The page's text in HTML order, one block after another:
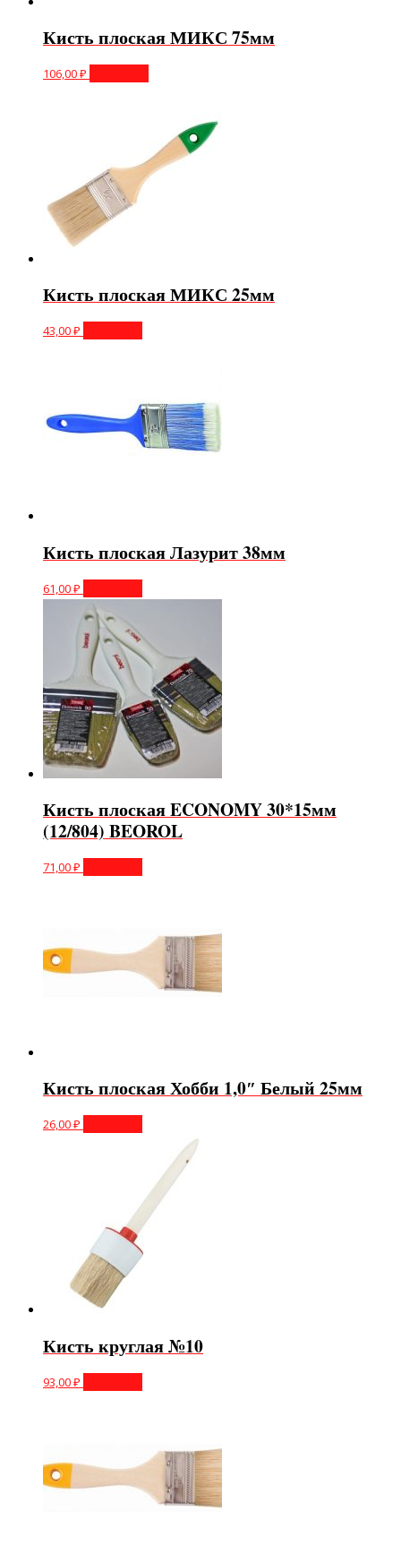
Кисть плоская МИКС 75мм
106,00₽
Кисть плоская МИКС 25мм
43,00₽
Кисть плоская Лазурит 38мм
61,00₽
Кисть плоская ECONOMY 30*15мм
(12/804) BEOROL
71,00₽
Кисть плоская Хобби 1,0″ Белый 25мм
26,00₽
Кисть круглая №10
93,00₽